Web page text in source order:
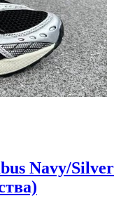
Navy/Silver